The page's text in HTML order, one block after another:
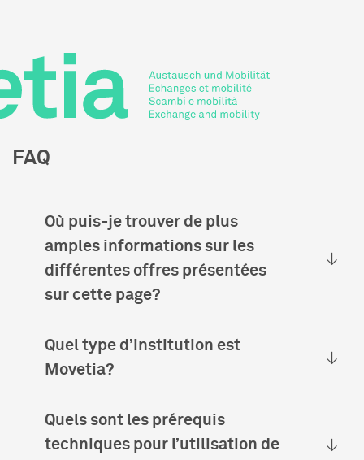
FAQ
Où puis-je trouver de plus
amples informations sur les
différentes offres présentées
sur cette page?
Quel type d’institution est
Movetia?
Quels sont les prérequis
techniques pour l’utilisation de